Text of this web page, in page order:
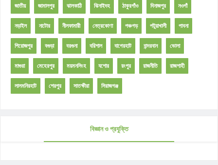
জাতীয় জামালপুর ঝালকাঠি ঝিনাইদহ ঠাকুরগাঁও দিনাজপুর নওগাঁ
নড়াইল নাটোর নীলফামারী নেত্রকোণা পঞ্চগড় পটুয়াখালী পাবনা
পিরোজপুর বগুড়া বরগুনা বরিশাল বাগেরহাট বান্দরবান ভোলা
মাগুরা মেহেরপুর ময়মনসিংহ যশোর রংপুর রাজনীতি রাজশাহী
লালমনিরহাট শেরপুর সাতক্ষীরা সিরাজগঞ্জ
বিজ্ঞান ও প্রযুক্তি